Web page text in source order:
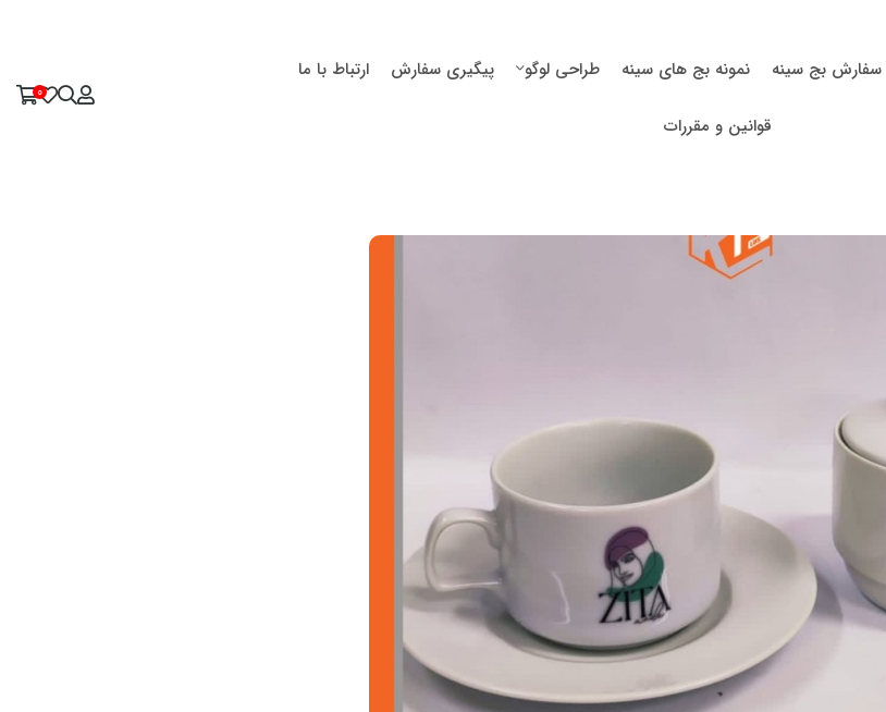
سفارش بج سینه نمونه بج های سینه طراحی لوگو پیگیری سفارش ارتباط با ما
قوانین و مقررات
0